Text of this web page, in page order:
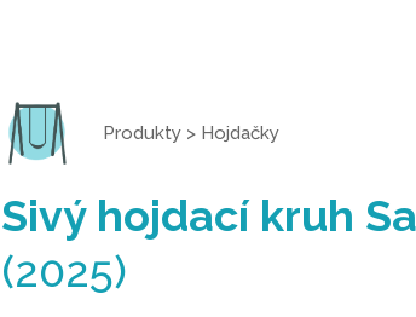
Produkty > Hojdačky
Sivý hojdací kruh
(2025)